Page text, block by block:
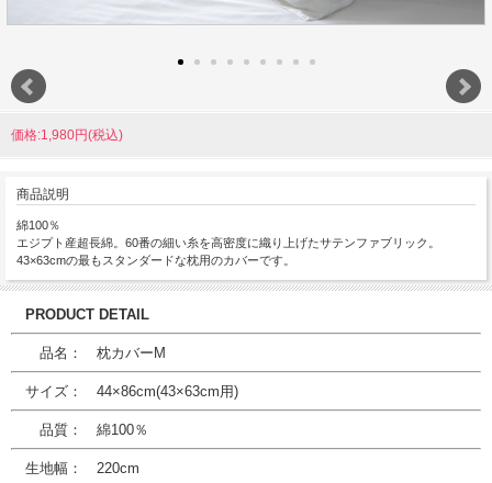
価格:1,980円(税込)
商品説明
綿100％
エジプト産超長綿。60番の細い糸を高密度に織り上げたサテンファブリック。
43×63cmの最もスタンダードな枕用のカバーです。
PRODUCT DETAIL
品名： 枕カバーM
サイズ： 44×86cm(43×63cm用)
品質： 綿100％
生地幅： 220cm